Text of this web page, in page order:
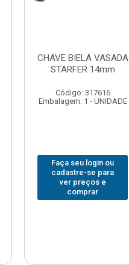
CHAVE BIELA VASADA
STARFER 14mm
Código: 317616
Embalagem: 1 - UNIDADE
Faça seu login ou
cadastre-se para
ver preços e
comprar